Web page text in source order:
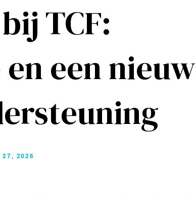
TCF:
een nieuw
27, 2026